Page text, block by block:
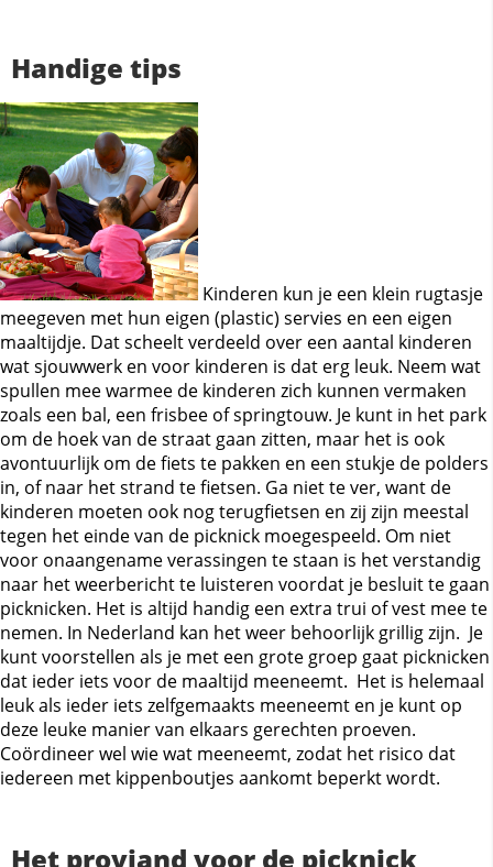
Handige tips
Kinderen kun je een klein rugtasje
meegeven met hun eigen (plastic) servies en een eigen
maaltijdje. Dat scheelt verdeeld over een aantal kinderen
wat sjouwwerk en voor kinderen is dat erg leuk. Neem wat
spullen mee warmee de kinderen zich kunnen vermaken
zoals een bal, een frisbee of springtouw. Je kunt in het park
om de hoek van de straat gaan zitten, maar het is ook
avontuurlijk om de fiets te pakken en een stukje de polders
in, of naar het strand te fietsen. Ga niet te ver, want de
kinderen moeten ook nog terugfietsen en zij zijn meestal
tegen het einde van de picknick moegespeeld. Om niet
voor onaangename verassingen te staan is het verstandig
naar het weerbericht te luisteren voordat je besluit te gaan
picknicken. Het is altijd handig een extra trui of vest mee te
nemen. In Nederland kan het weer behoorlijk grillig zijn. Je
kunt voorstellen als je met een grote groep gaat picknicken
dat ieder iets voor de maaltijd meeneemt. Het is helemaal
leuk als ieder iets zelfgemaakts meeneemt en je kunt op
deze leuke manier van elkaars gerechten proeven.
Coördineer wel wie wat meeneemt, zodat het risico dat
iedereen met kippenboutjes aankomt beperkt wordt.
Het proviand voor de picknick